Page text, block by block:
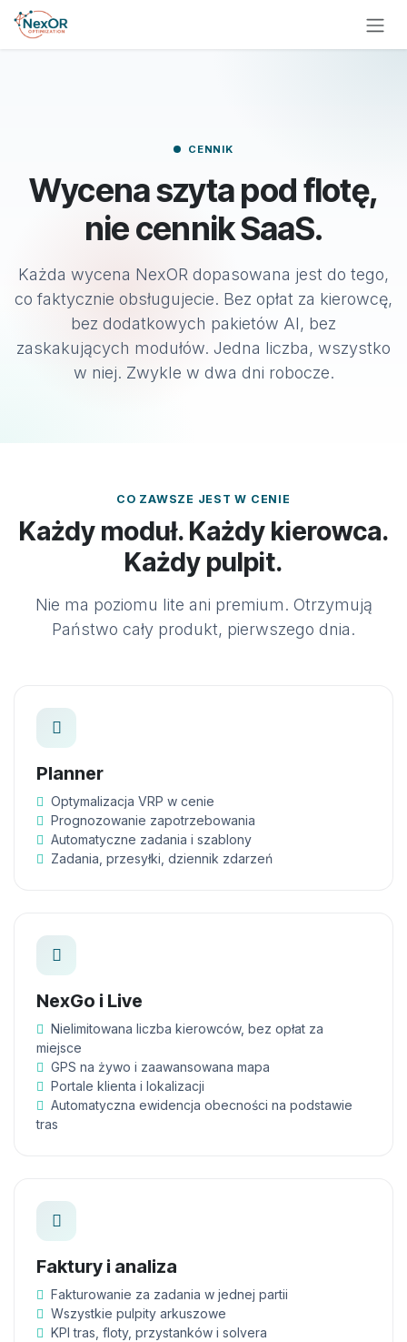
Przejdź do treści
Przejdź do zawartości
CENNIK
Wycena szyta pod flotę,
nie cennik SaaS.
Każda wycena NexOR dopasowana jest do tego,
co faktycznie obsługujecie. Bez opłat za kierowcę,
bez dodatkowych pakietów AI, bez
zaskakujących modułów. Jedna liczba, wszystko
w niej. Zwykle w dwa dni robocze.
CO ZAWSZE JEST W CENIE
Każdy moduł. Każdy kierowca.
Każdy pulpit.
Nie ma poziomu lite ani premium. Otrzymują
Państwo cały produkt, pierwszego dnia.
Planner
Optymalizacja VRP w cenie
Prognozowanie zapotrzebowania
Automatyczne zadania i szablony
Zadania, przesyłki, dziennik zdarzeń
NexGo i Live
Nielimitowana liczba kierowców, bez opłat za
miejsce
GPS na żywo i zaawansowana mapa
Portale klienta i lokalizacji
Automatyczna ewidencja obecności na podstawie
tras
Faktury i analiza
Fakturowanie za zadania w jednej partii
Wszystkie pulpity arkuszowe
KPI tras, floty, przystanków i solvera